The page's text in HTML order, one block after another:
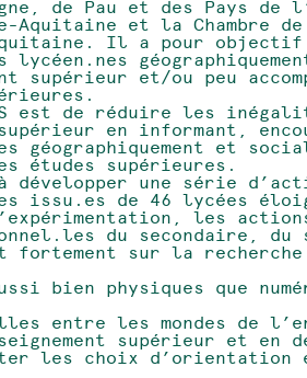
de Pau et des Pays de
Aquitaine et la Chambre de
Il a pour
supérieur et/ou peu
est de réduire les
en informant,
géographiquement et
études supérieures.
développer une série
issu.es de 46 lycées
les
du secondaire, du
sur la
bien physiques que
entre les mondes de
supérieur et en
les choix d’orientation